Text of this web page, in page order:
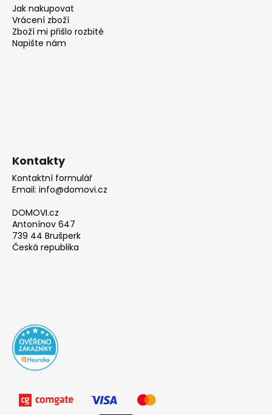
Jak nakupovat
Vrácení zboží
Zboží mi přišlo rozbité
Napište nám
Kontakty
Kontaktní formulář
Email: info@domovi.cz
DOMOVI.cz
Antonínov 647
739 44 Brušperk
Česká republika